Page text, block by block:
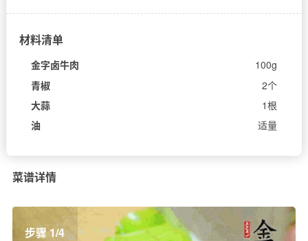
材料清单
金字卤牛肉
100g
青椒
2个
大蒜
1根
油
适量
菜谱详情
步骤 1/4